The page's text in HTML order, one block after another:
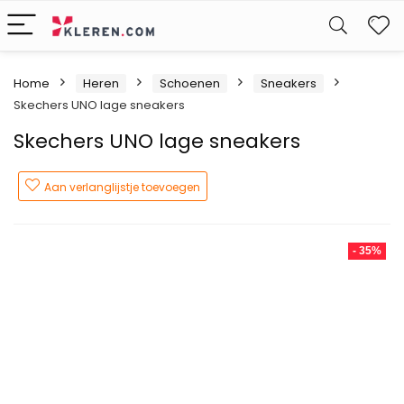
Home Heren Schoenen
Sneakers
Skechers UNO lage sneakers
Skechers UNO lage sneakers
Aan verlanglijstje toevoegen
- 35%